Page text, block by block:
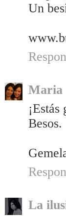
Un
Maria
Besos.
La